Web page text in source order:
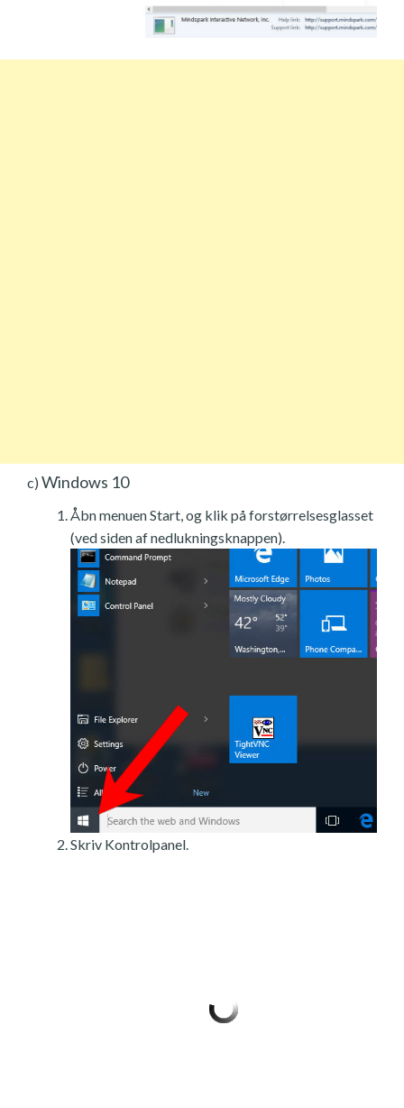
c) Windows 10
Åbn menuen Start, og klik på forstørrelsesglasset
(ved siden af nedlukningsknappen).
Skriv Kontrolpanel.